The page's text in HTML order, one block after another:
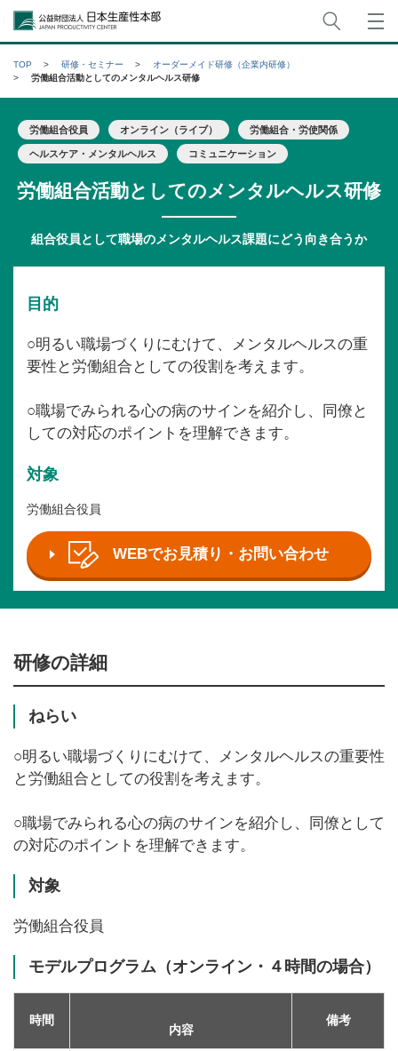
公益財団法人日本生産性本部
TOP 研修・セミナー
オーダーメイド研修（企業内研修）
労働組合活動としてのメンタルヘルス研修
労働組合役員 オンライン（ライブ） 労働組合・労使関係
ヘルスケア・メンタルヘルス コミュニケーション
労働組合活動としてのメンタルヘルス研修
組合役員として職場のメンタルヘルス課題にどう向き合うか
目的
○明るい職場づくりにむけて、メンタルヘルスの重
要性と労働組合としての役割を考えます。
○職場でみられる心の病のサインを紹介し、同僚と
しての対応のポイントを理解できます。
対象
労働組合役員
WEBでお見積り・お問い合わせ
研修の詳細
ねらい
○明るい職場づくりにむけて、メンタルヘルスの重要性
と労働組合としての役割を考えます。
○職場でみられる心の病のサインを紹介し、同僚として
の対応のポイントを理解できます。
対象
労働組合役員
モデルプログラム（オンライン・４時間の場合）
時間
内容
備考